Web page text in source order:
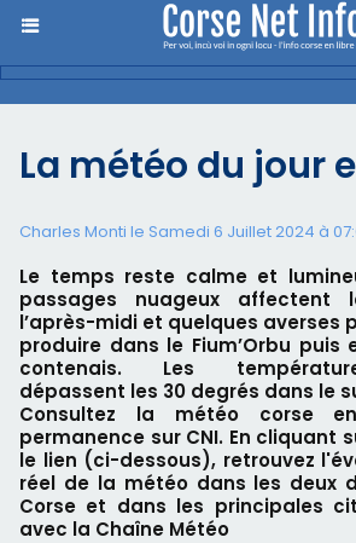
La météo du jour
Charles Monti le Samedi 6 Juillet 2024 à
Le temps reste calme et
passages nuageux affectent
l’après-midi et quelques averses
produire dans le Fium’Orbu puis
contenais. Les
dépassent les 30 degrés dans le
Consultez la météo corse
permanence sur CNI. En cliquant
le lien (ci-dessous), retrouvez
réel de la météo dans les deux
Corse et dans les principales
avec la Chaîne Météo